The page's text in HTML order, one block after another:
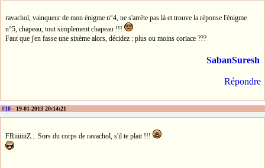
ravachol, vainqueur de mon énigme n°4, ne s'arrête pas là et trouve la réponse l'énigme
n°5, chapeau, tout simplement chapeau !!!
Faut que j'en fasse une sixème alors, décidez : plus ou moins coriace ???
SabanSuresh
Répondre
#10 - 19-01-2013 20:14:21
FRiiiiiiiZ... Sors du corps de ravachol, s'il te plait !!!